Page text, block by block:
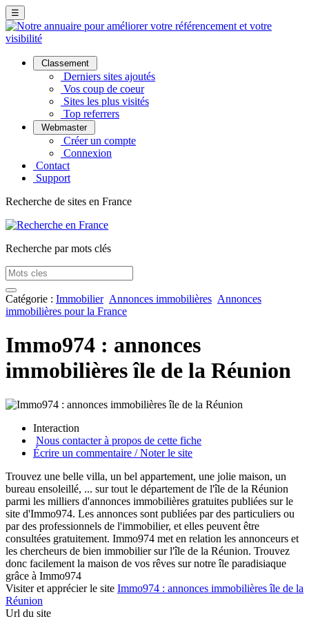
☰
Classement
Derniers sites ajoutés
Vos coup de coeur
Sites les plus visités
Top referrers
Webmaster
Créer un compte
Connexion
Contact
Support
Recherche de sites en France
Recherche par mots clés
Catégorie : Immobilier Annonces immobilières Annonces
immobilières pour la France
Immo974 : annonces
immobilières île de la Réunion
Interaction
Nous contacter à propos de cette fiche
Écrire un commentaire / Noter le site
Trouvez une belle villa, un bel appartement, une jolie maison, un
bureau ensoleillé, ... sur tout le département de l'île de la Réunion
parmi les milliers d'annonces immobilières gratuites publiées sur le
site d'Immo974. Les annonces sont publiées par des particuliers ou
par des professionnels de l'immobilier, et elles peuvent être
consultées gratuitement. Immo974 met en relation les annonceurs et
les chercheurs de bien immobilier sur l'île de la Réunion. Trouvez
donc facilement la maison de vos rêves sur notre île paradisiaque
grâce à Immo974
Visiter et apprécier le site Immo974 : annonces immobilières île de la
Réunion
Url du site